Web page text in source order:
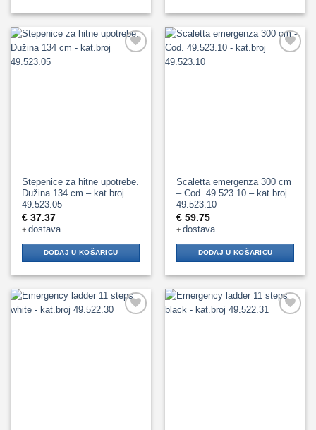
Stepenice za hitne upotrebe.
Dužina 134 cm – kat.broj
49.523.05
€ 37.37
+dostava
DODAJ U KOŠARICU
Scaletta emergenza 300 cm
– Cod. 49.523.10 – kat.broj
49.523.10
€ 59.75
+dostava
DODAJ U KOŠARICU